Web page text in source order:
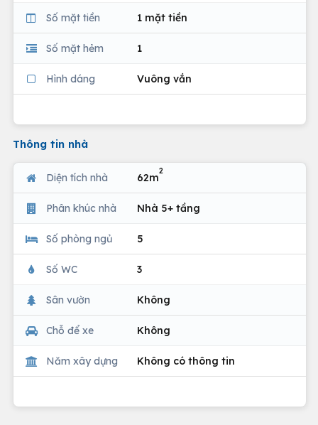
Số mặt tiền 1 mặt tiền
Số mặt hẻm 1
Hình dáng Vuông vắn
Thông tin nhà
Diện tích nhà 62m
2
Phân khúc nhà Nhà 5+ tầng
Số phòng ngủ 5
Số WC 3
Sân vườn Không
Chỗ để xe Không
Năm xây dựng Không có thông tin